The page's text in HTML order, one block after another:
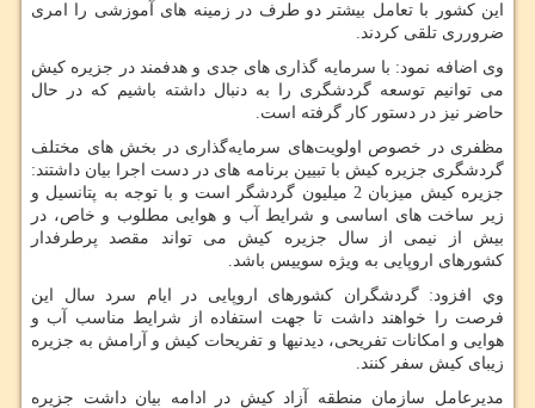
این کشور با تعامل بیشتر دو طرف در زمینه های آموزشی را امری
ضرورری تلقی کردند.
وی اضافه نمود: با سرمايه گذارى هاى جدى و هدفمند در جزيره كيش
می توانیم توسعه گردشگرى را به دنبال داشته باشیم که در حال
حاضر نیز در دستور کار گرفته است.
مظفری در خصوص اولویت‌های سرمایه‌گذاری در بخش های مختلف
گردشگری جزیره کیش با تبيين برنامه های در دست اجرا بیان داشتند:
جزیره کیش میزبان 2 میلیون گردشگر است و با توجه به پتانسیل و
زیر ساخت های اساسی و شرایط آب و هوایی مطلوب و خاص، در
بیش از نیمی از سال جزیره کیش می تواند مقصد پرطرفدار
کشورهای اروپایی به ویژه سوییس باشد.
وي افزود: گردشگران کشورهای اروپايی در ایام سرد سال این
فرصت را خواهند داشت تا جهت استفاده از شرایط مناسب آب و
هوایی و امکانات تفریحی، دیدنیها و تفریحات کیش و آرامش به جزیره
زیبای کیش سفر کنند.
مدیرعامل سازمان منطقه آزاد کیش در ادامه بیان داشت جزیره